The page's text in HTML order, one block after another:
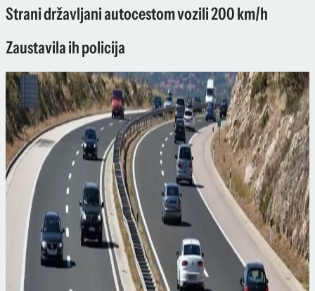
Strani državljani autocestom vozili 200 km/h
Zaustavila ih policija